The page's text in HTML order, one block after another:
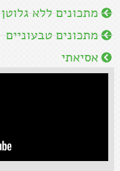
מתכונים ללא גלוטן
מתכונים טבעוניים
אסיאתי